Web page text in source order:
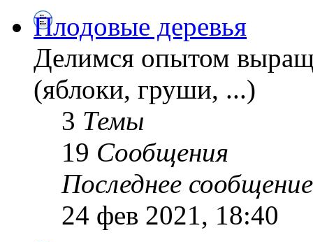
Плодовые деревья
Делимся опытом
(яблоки, груши, ...)
3 Темы
19 Сообщения
Последнее сообщение
24 фев 2021, 18:40